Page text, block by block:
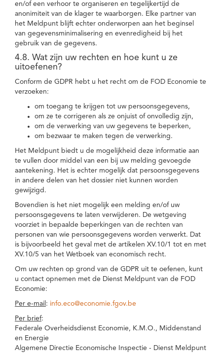
en/of een verhoor te organiseren en tegelijkertijd de
anonimiteit van de klager te waarborgen. Elke partner van
het Meldpunt blijft echter onderworpen aan het beginsel
van gegevensminimalisering en evenredigheid bij het
gebruik van de gegevens.
4.8. Wat zijn uw rechten en hoe kunt u ze
uitoefenen?
Conform de GDPR hebt u het recht om de FOD Economie te
verzoeken:
om toegang te krijgen tot uw persoonsgegevens,
om ze te corrigeren als ze onjuist of onvolledig zijn,
om de verwerking van uw gegevens te beperken,
om bezwaar te maken tegen de verwerking.
Het Meldpunt biedt u de mogelijkheid deze informatie aan
te vullen door middel van een bij uw melding gevoegde
aantekening. Het is echter mogelijk dat persoonsgegevens
in andere delen van het dossier niet kunnen worden
gewijzigd.
Bovendien is het niet mogelijk een melding en/of uw
persoonsgegevens te laten verwijderen. De wetgeving
voorziet in bepaalde beperkingen van de rechten van
personen van wie persoonsgegevens worden verwerkt. Dat
is bijvoorbeeld het geval met de artikelen XV.10/1 tot en met
XV.10/5 van het Wetboek van economisch recht.
Om uw rechten op grond van de GDPR uit te oefenen, kunt
u contact opnemen met de Dienst Meldpunt van de FOD
Economie:
Per e-mail : info.eco@economie.fgov.be
Per brief:
Federale Overheidsdienst Economie, K.M.O., Middenstand
en Energie
Algemene Directie Economische Inspectie - Dienst Meldpunt